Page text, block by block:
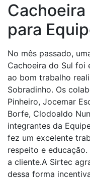
Cachoeira
para
No mês passado,
Cachoeira do Sul foi
ao bom trabalho
Sobradinho. Os
Pinheiro, Jocemar
Borfe, Clodoaldo
integrantes da
fez um excelente
respeito e educação.
a cliente.A Sirtec
dessa forma